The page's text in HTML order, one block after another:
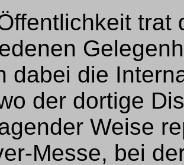
trat
dabei die
der dortige
Weise
Messe, bei